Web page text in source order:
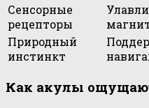
Сенсорные
рецепторы
Природный
инстинкт
Как акулы